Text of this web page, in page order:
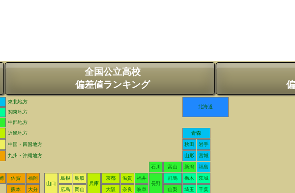
全国公立高校
偏差値ランキング
東北地方
北海道
関東地方
中部地方
近畿地方
青森
中国・四国地方 秋田 岩手
九州・沖縄地方 山形 宮城
石川 富山 新潟 福島
佐賀
福岡
山口
島根
鳥取
兵庫
京都 滋賀
福井
長野
群馬 栃木 茨城
熊本 大分 広島 岡山 大阪 奈良 岐阜 山梨 埼玉 千葉